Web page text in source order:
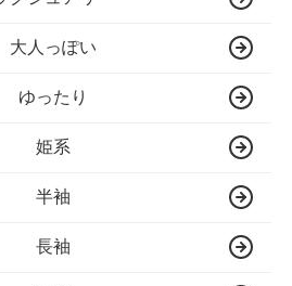
大人っぽい
ゆったり
姫系
半袖
長袖